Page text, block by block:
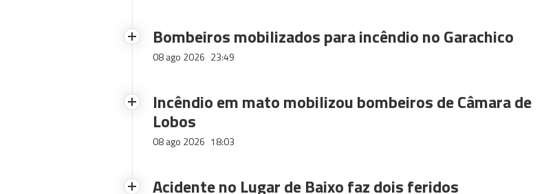
Bombeiros mobilizados para incêndio no Garachico
08 ago 2026 23:49
Incêndio em mato mobilizou bombeiros de Câmara de
Lobos
08 ago 2026 18:03
Acidente no Lugar de Baixo faz dois feridos